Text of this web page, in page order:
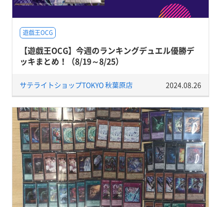
遊戯王OCG
【遊戯王OCG】今週のランキングデュエル優勝デ
ッキまとめ！（8/19～8/25）
サテライトショップTOKYO 秋葉原店 2024.08.26